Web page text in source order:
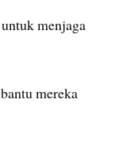
menjaga
mereka